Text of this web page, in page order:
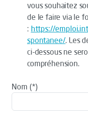
vous souhaitez
de le faire via le
: https://
spontanee/. Les
ci-dessous ne
compréhension.
Nom